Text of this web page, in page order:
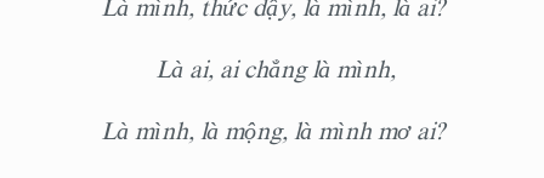
Là mình, thức dậy, là mình, là ai?
Là ai, ai chẳng là mình,
Là mình, là mộng, là mình mơ ai?